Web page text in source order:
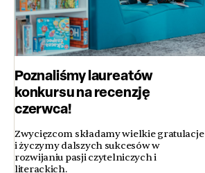
Poznaliśmy laureatów
konkursu na recenzję
czerwca!
Zwycięzcom składamy wielkie gratulacje
i życzymy dalszych sukcesów w
rozwijaniu pasji czytelniczych i
literackich.